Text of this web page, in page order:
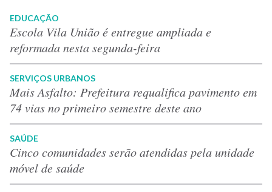
EDUCAÇÃO
Escola Vila União é entregue ampliada e
reformada nesta segunda-feira
SERVIÇOS URBANOS
Mais Asfalto: Prefeitura requalifica pavimento em
74 vias no primeiro semestre deste ano
SAÚDE
Cinco comunidades serão atendidas pela unidade
móvel de saúde